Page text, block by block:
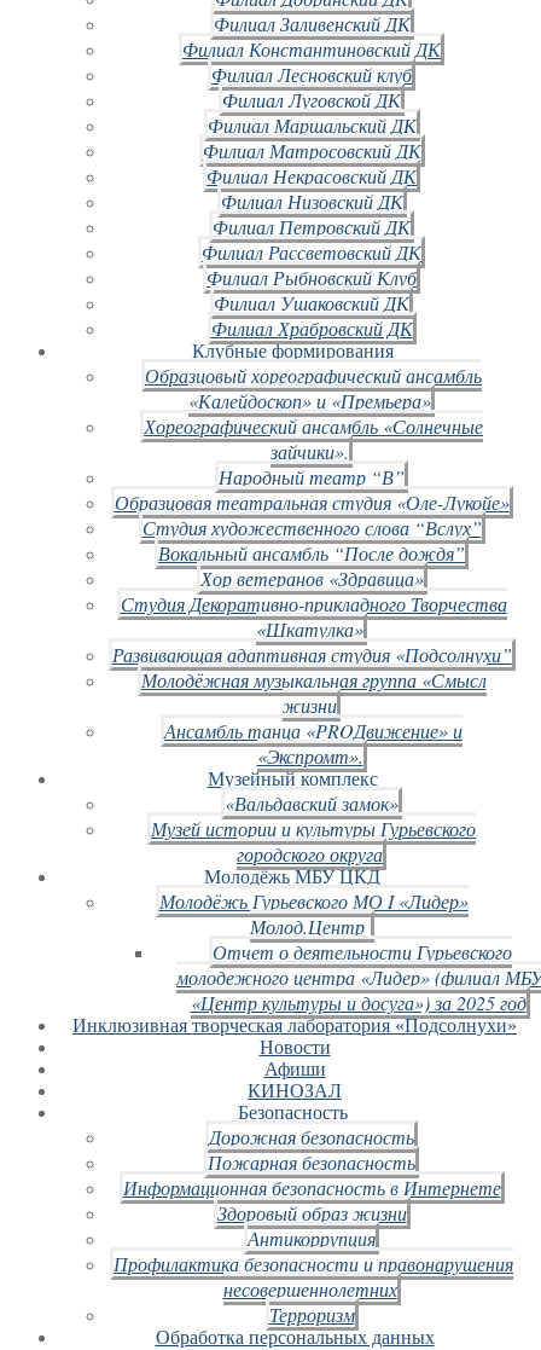
Филиал Заливенский ДК
Филиал Константиновский ДК
Филиал Лесновский клуб
Филиал Луговской ДК
Филиал Маршальский ДК
Филиал Матросовский ДК
Филиал Некрасовский ДК
Филиал Низовский ДК
Филиал Петровский ДК
Филиал Рассветовский ДК
Филиал Рыбновский Клуб
Филиал Ушаковский ДК
Филиал Храбровский ДК
Клубные формирования
Образцовый хореографический ансамбль
«Калейдоскоп» и «Премьера»
Хореографический ансамбль «Солнечные
зайчики».
Народный театр “В”
Образцовая театральная студия «Оле-Лукойе»
Студия художественного слова “Вслух”
Вокальный ансамбль “После дождя”
Хор ветеранов «Здравица»
Студия Декоративно-прикладного Творчества
«Шкатулка»
Развивающая адаптивная студия «Подсолнухи”
Молодёжная музыкальная группа «Смысл
жизни
Ансамбль танца «PROДвижение» и
«Экспромт».
Музейный комплекс
«Вальдавский замок»
Музей истории и культуры Гурьевского
городского округа
Молодёжь МБУ ЦКД
Молодёжь Гурьевского МО I «Лидер»
Молод.Центр
Отчет о деятельности Гурьевского
молодежного центра «Лидер» (филиал
«Центр культуры и досуга») за 2025 год
Инклюзивная творческая лаборатория «Подсолнухи»
Новости
Афиши
КИНОЗАЛ
Безопасность
Дорожная безопасность
Пожарная безопасность
Информационная безопасность в Интернете
Здоровый образ жизни
Антикоррупция
Профилактика безопасности и правонарушения
несовершеннолетних
Терроризм
Обработка персональных данных